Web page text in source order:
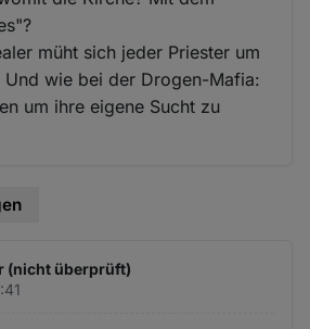
müht sich jeder Priester um
Und wie bei der Drogen-Mafia:
um ihre eigene Sucht zu
(nicht überprüft)